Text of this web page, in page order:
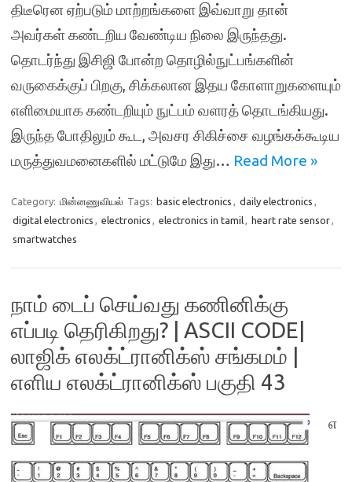
திடீரென ஏற்படும் மாற்றங்களை இவ்வாறு தான்
அவர்கள் கண்டறிய வேண்டிய நிலை இருந்தது.
தொடர்ந்து இசிஜி போன்ற தொழில்நுட்பங்களின்
வருகைக்குப் பிறகு, சிக்கலான இதய கோளாறுகளையும்
எளிமையாக கண்டறியும் நுட்பம் வளரத் தொடங்கியது.
இருந்த போதிலும் கூட, அவசர சிகிச்சை வழங்கக்கூடிய
மருத்துவமனைகளில் மட்டுமே இது… Read More »
Category: மின்னணுவியல் Tags: basic electronics , daily electronics ,
digital electronics , electronics , electronics in tamil, heart rate sensor,
smartwatches
நாம் டைப் செய்வது கணினிக்கு
எப்படி தெரிகிறது? | ASCII CODE|
லாஜிக் எலக்ட்ரானிக்ஸ் சங்கமம் |
எளிய எலக்ட்ரானிக்ஸ் பகுதி 43
எ